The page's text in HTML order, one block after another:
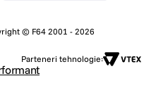
© F64 2001 - 2026
Parteneri tehnologie: